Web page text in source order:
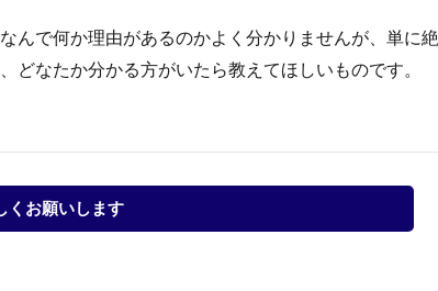
んで何か理由があるのかよく分かりませんが、単に絶
どなたか分かる方がいたら教えてほしいものです。
くお願いします